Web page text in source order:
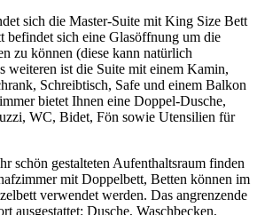
sich die Master-Suite mit King Size Bett
befindet sich eine Glasöffnung um die
zu können (diese kann natürlich
weiteren ist die Suite mit einem Kamin,
Schreibtisch, Safe und einem Balkon
bietet Ihnen eine Doppel-Dusche,
WC, Bidet, Fön sowie Utensilien für
schön gestalteten Aufenthaltsraum finden
mit Doppelbett, Betten können im
verwendet werden. Das angrenzende
ausgestattet: Dusche, Waschbecken,